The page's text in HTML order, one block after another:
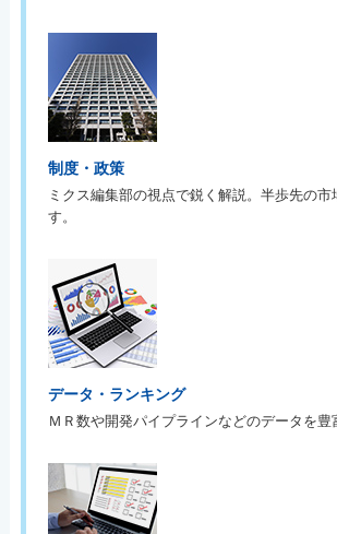
制度・政策
ミクス編集部の視点で鋭く解説。半歩先の市
す。
データ・ランキング
ＭＲ数や開発パイプラインなどのデータを豊